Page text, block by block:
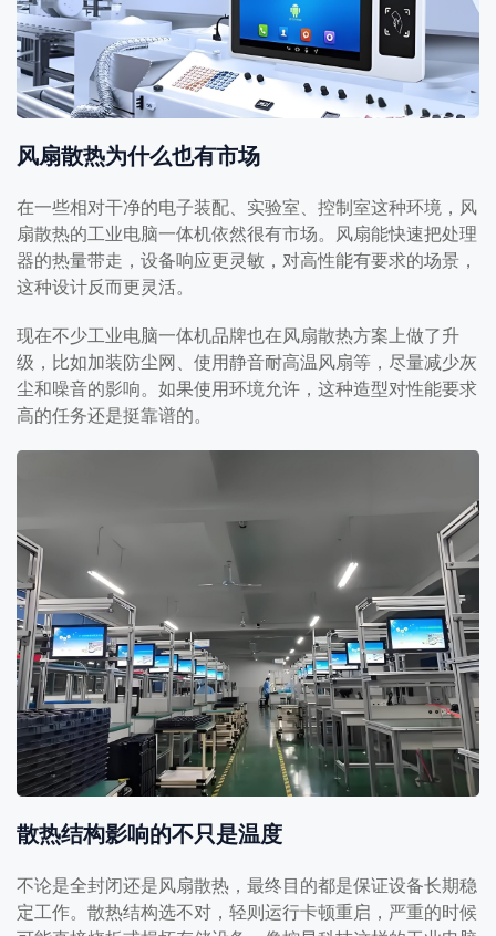
风扇散热为什么也有市场
在一些相对干净的电子装配、实验室、控制室这种环境，风
扇散热的工业电脑一体机依然很有市场。风扇能快速把处理
器的热量带走，设备响应更灵敏，对高性能有要求的场景，
这种设计反而更灵活。
现在不少工业电脑一体机品牌也在风扇散热方案上做了升
级，比如加装防尘网、使用静音耐高温风扇等，尽量减少灰
尘和噪音的影响。如果使用环境允许，这种造型对性能要求
高的任务还是挺靠谱的。
散热结构影响的不只是温度
不论是全封闭还是风扇散热，最终目的都是保证设备长期稳
定工作。散热结构选不对，轻则运行卡顿重启，严重的时候